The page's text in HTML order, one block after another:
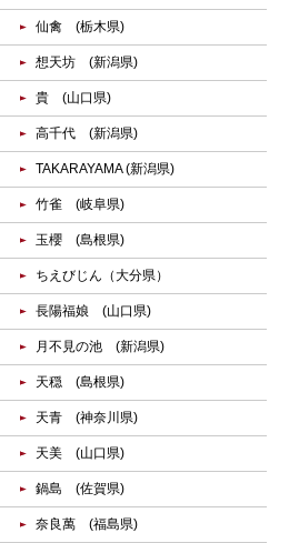
仙禽 (栃木県)
想天坊 (新潟県)
貴 (山口県)
高千代 (新潟県)
TAKARAYAMA (新潟県)
竹雀 (岐阜県)
玉櫻 (島根県)
ちえびじん（大分県）
長陽福娘 (山口県)
月不見の池 (新潟県)
天穏 (島根県)
天青 (神奈川県)
天美 (山口県)
鍋島 (佐賀県)
奈良萬 (福島県)